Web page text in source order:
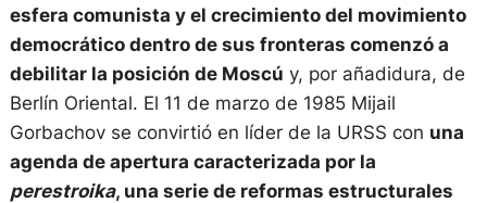
esfera comunista y el crecimiento del movimiento
democrático dentro de sus fronteras comenzó a
debilitar la posición de Moscú y, por añadidura, de
Berlín Oriental. El 11 de marzo de 1985 Mijail
Gorbachov se convirtió en líder de la URSS con una
agenda de apertura caracterizada por la
perestroika, una serie de reformas estructurales